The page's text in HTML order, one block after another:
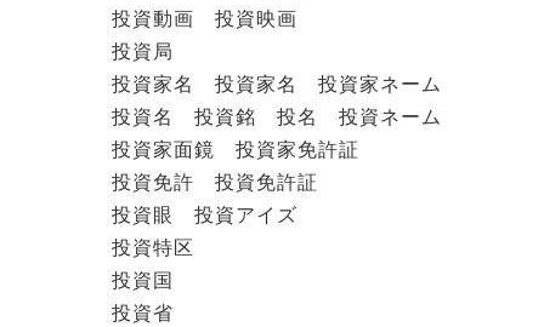
投資動画 投資映画
投資局
投資家名 投資家名 投資家ネーム
投資名 投資銘 投名 投資ネーム
投資家面鏡 投資家免許証
投資免許 投資免許証
投資眼 投資アイズ
投資特区
投資国
投資省